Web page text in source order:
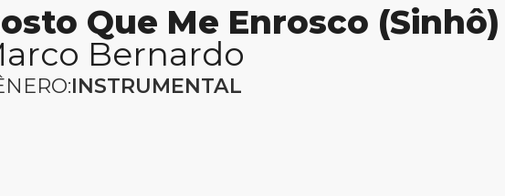
Que Me Enrosco (Sinhô)
Bernardo
INSTRUMENTAL